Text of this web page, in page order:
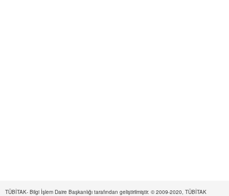
TÜBİTAK- Bilgi İşlem Daire Başkanlığı tarafından geliştirilmiştir. © 2009-2020, TÜBİTAK